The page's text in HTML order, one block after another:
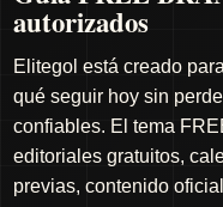
autorizados
Elitegol está creado
qué seguir hoy sin
confiables. El tema
editoriales gratuitos,
previas, contenido